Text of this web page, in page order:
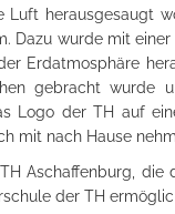
Luft herausgesaugt
Dazu wurde mit
Erdatmosphäre
gebracht wurde
Logo der TH auf
mit nach Hause
Aschaffenburg,
der TH